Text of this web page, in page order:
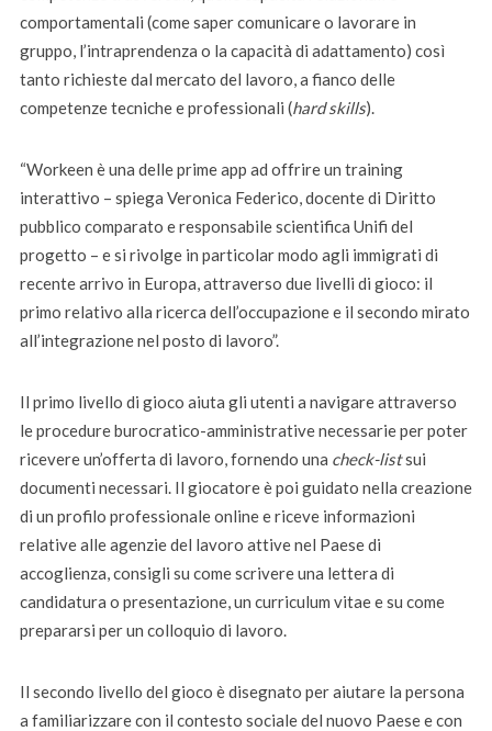
comportamentali (come saper comunicare o lavorare in
gruppo, l’intraprendenza o la capacità di adattamento) così
tanto richieste dal mercato del lavoro, a fianco delle
competenze tecniche e professionali (hard skills).
“Workeen è una delle prime app ad offrire un training
interattivo – spiega Veronica Federico, docente di Diritto
pubblico comparato e responsabile scientifica Unifi del
progetto – e si rivolge in particolar modo agli immigrati di
recente arrivo in Europa, attraverso due livelli di gioco: il
primo relativo alla ricerca dell’occupazione e il secondo mirato
all’integrazione nel posto di lavoro”.
Il primo livello di gioco aiuta gli utenti a navigare attraverso
le procedure burocratico-amministrative necessarie per poter
ricevere un’offerta di lavoro, fornendo una check-listsui
documenti necessari. Il giocatore è poi guidato nella creazione
di un profilo professionale online e riceve informazioni
relative alle agenzie del lavoro attive nel Paese di
accoglienza, consigli su come scrivere una lettera di
candidatura o presentazione, un curriculum vitae e su come
prepararsi per un colloquio di lavoro.
Il secondo livello del gioco è disegnato per aiutare la persona
a familiarizzare con il contesto sociale del nuovo Paese e con